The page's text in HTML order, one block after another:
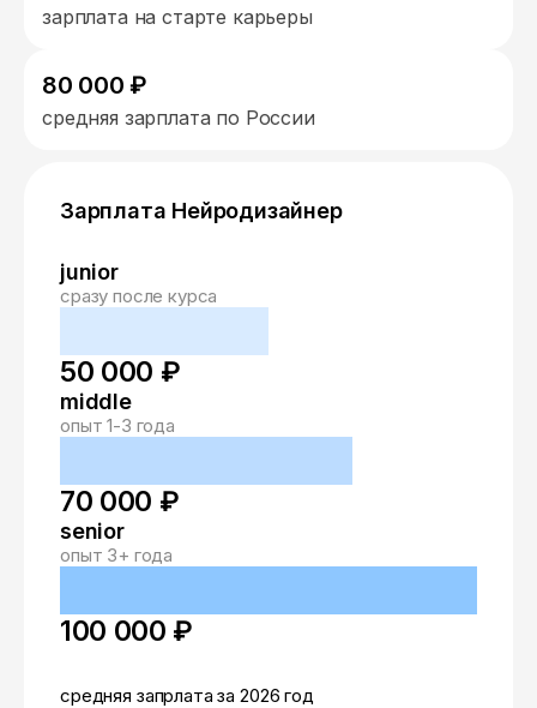
зарплата на старте карьеры
80 000 ₽
средняя зарплата по России
Зарплата Нейродизайнер
junior
сразу после курса
50 000 ₽
middle
опыт 1-3 года
70 000 ₽
senior
опыт 3+ года
100 000 ₽
средняя запрлата за 2026 год